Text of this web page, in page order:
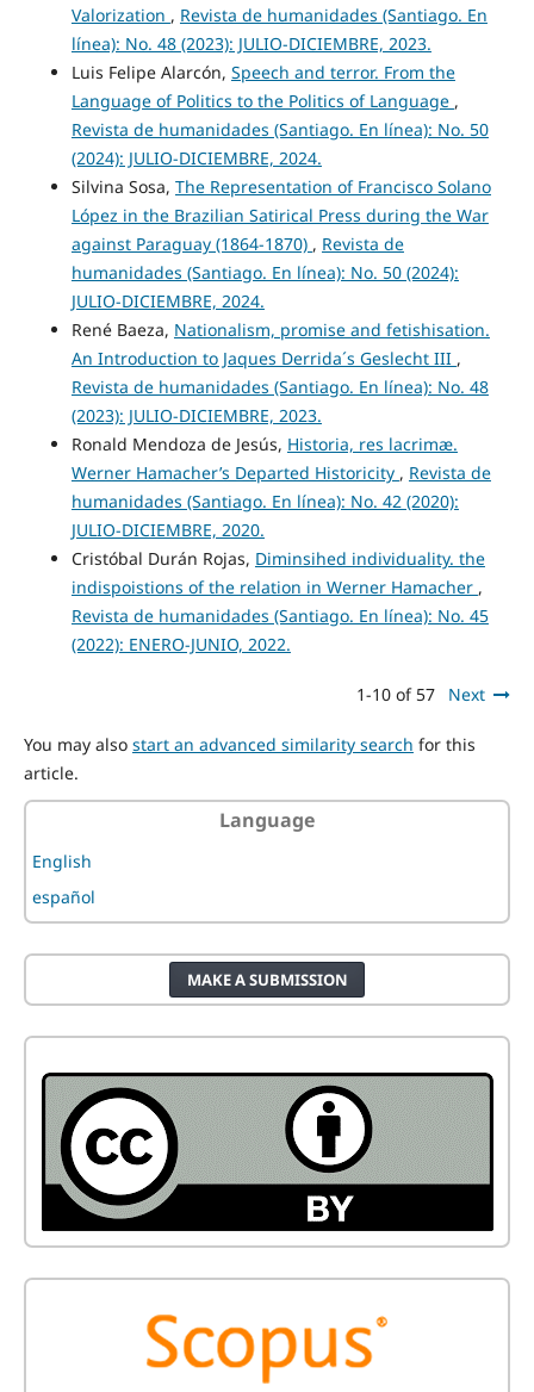
Valorization , Revista de humanidades (Santiago. En
línea): No. 48 (2023): JULIO-DICIEMBRE, 2023.
Luis Felipe Alarcón, Speech and terror. From the
Language of Politics to the Politics of Language ,
Revista de humanidades (Santiago. En línea): No. 50
(2024): JULIO-DICIEMBRE, 2024.
Silvina Sosa, The Representation of Francisco Solano
López in the Brazilian Satirical Press during the War
against Paraguay (1864-1870) , Revista de
humanidades (Santiago. En línea): No. 50 (2024):
JULIO-DICIEMBRE, 2024.
René Baeza, Nationalism, promise and fetishisation.
An Introduction to Jaques Derrida´s Geslecht III ,
Revista de humanidades (Santiago. En línea): No. 48
(2023): JULIO-DICIEMBRE, 2023.
Ronald Mendoza de Jesús, Historia, res lacrimæ.
Werner Hamacher’s Departed Historicity , Revista de
humanidades (Santiago. En línea): No. 42 (2020):
JULIO-DICIEMBRE, 2020.
Cristóbal Durán Rojas, Diminsihed individuality. the
indispoistions of the relation in Werner Hamacher ,
Revista de humanidades (Santiago. En línea): No. 45
(2022): ENERO-JUNIO, 2022.
1-10 of 57 Next
You may also start an advanced similarity search for this
article.
Language
English
español
MAKE A SUBMISSION